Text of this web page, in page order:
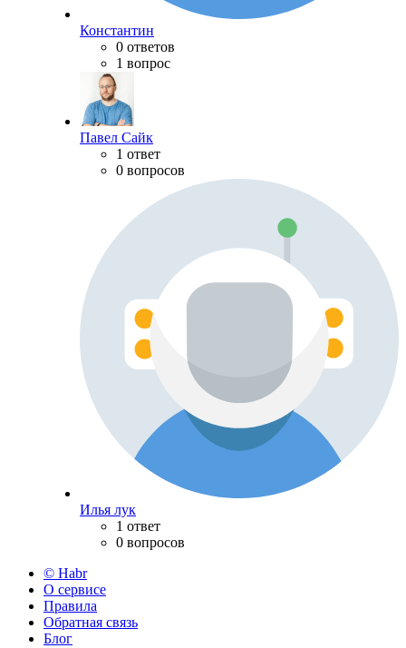
Константин
0 ответов
1 вопрос
Павел Сайк
1 ответ
0 вопросов
Илья лук
1 ответ
0 вопросов
© Habr
О сервисе
Правила
Обратная связь
Блог